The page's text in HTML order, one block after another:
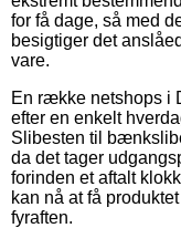
for få dage, så med
besigtiger det
vare.
En række netshops i
efter en enkelt
Slibesten til
da det tager
forinden et aftalt
kan nå at få
fyraften.